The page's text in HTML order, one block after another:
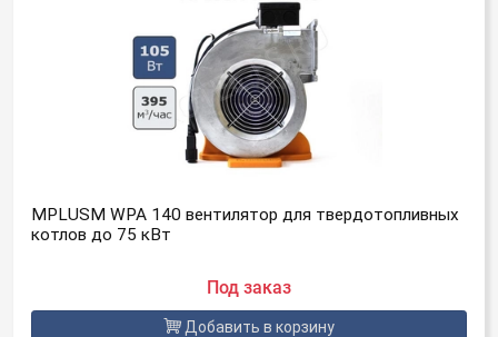
MPLUSM WPA 140 вентилятор для твердотопливных
котлов до 75 кВт
Под заказ
Добавить в корзину